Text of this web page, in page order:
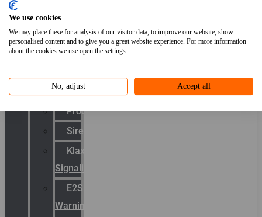
We use cookies
We may place these for analysis of our visitor data, to improve our website, show
personalised content and to give you a great website experience. For more information
about the cookies we use open the settings.
No, adjust Accept all
TL
naar
LED
Productcatalogus
Sirena
Klaxon
Signaling
E2S
Warning